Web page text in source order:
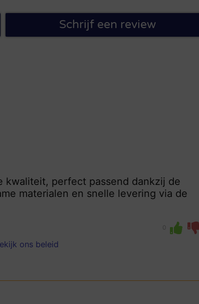
Schrijf een review
kwaliteit, perfect passend dankzij de
materialen en snelle levering via de
0
ons beleid